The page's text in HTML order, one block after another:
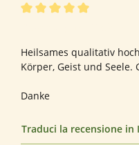
Heilsames qualitativ
Körper, Geist und
Danke
Traduci la recensione in